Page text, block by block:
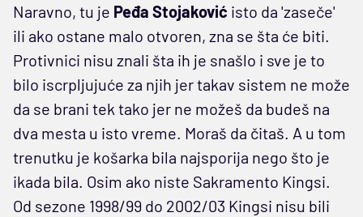
Naravno, tu je Peđa Stojaković isto da 'zaseče'
ili ako ostane malo otvoren, zna se šta će biti.
Protivnici nisu znali šta ih je snašlo i sve je to
bilo iscrpljujuće za njih jer takav sistem ne može
da se brani tek tako jer ne možeš da budeš na
dva mesta u isto vreme. Moraš da čitaš. A u tom
trenutku je košarka bila najsporija nego što je
ikada bila. Osim ako niste Sakramento Kingsi.
Od sezone 1998/99 do 2002/03 Kingsi nisu bili